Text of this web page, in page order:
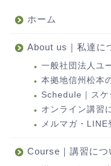
ホーム
About us｜私達に
一般社団法人ユ
本拠地信州松本
Schedule｜スケ
オンライン講習
メルマガ・LINE
Course｜講習につ